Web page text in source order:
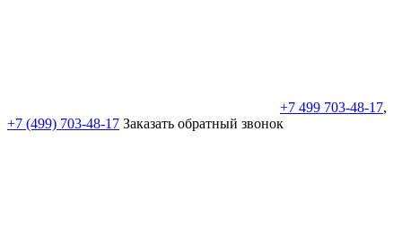
+7 499 703-48-17,
+7 (499) 703-48-17 Заказать обратный звонок